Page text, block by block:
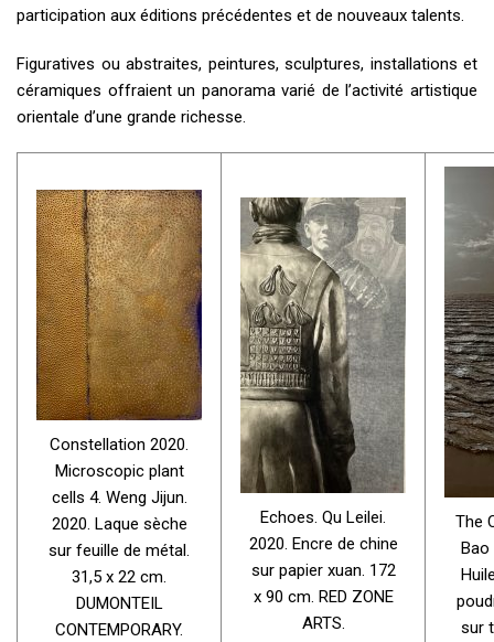
participation aux éditions précédentes et de nouveaux talents.
Figuratives ou abstraites, peintures, sculptures, installations et
céramiques offraient un panorama varié de l’activité artistique
orientale d’une grande richesse.
Constellation 2020.
Microscopic plant
cells 4. Weng Jijun.
2020. Laque sèche
sur feuille de métal.
31,5 x 22 cm.
DUMONTEIL
CONTEMPORARY.
Echoes. Qu Leilei.
2020. Encre de chine
sur papier xuan. 172
x 90 cm. RED ZONE
ARTS.
The
Bao
sur